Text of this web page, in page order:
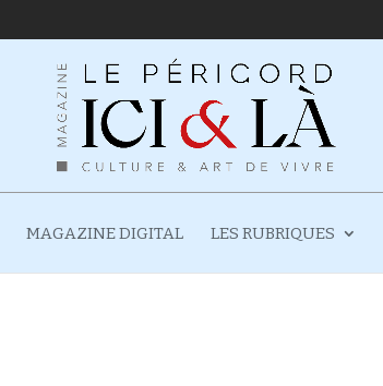
MAGAZINE DIGITAL LES RUBRIQUES